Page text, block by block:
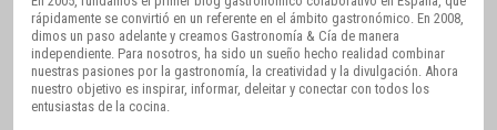
rápidamente se convirtió en un referente en el ámbito gastronómico. En 2008,
dimos un paso adelante y creamos Gastronomía & Cía de manera
independiente. Para nosotros, ha sido un sueño hecho realidad combinar
nuestras pasiones por la gastronomía, la creatividad y la divulgación. Ahora
nuestro objetivo es inspirar, informar, deleitar y conectar con todos los
entusiastas de la cocina.